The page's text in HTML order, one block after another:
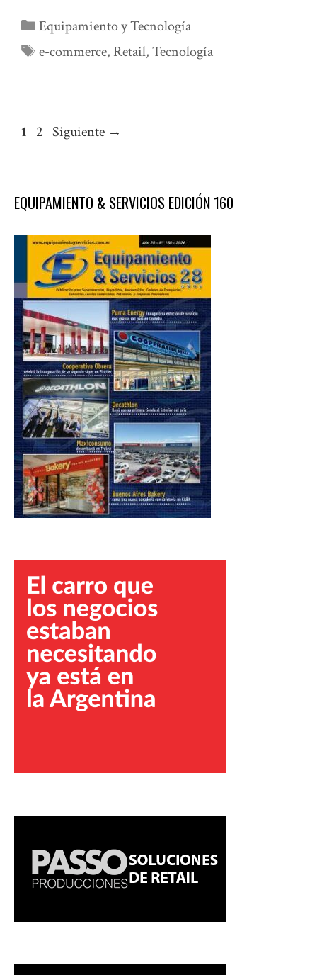
Categorías
Equipamiento y Tecnología
Etiquetas
e-commerce, Retail,Tecnología
Página
1 Página
2 Siguiente →
EQUIPAMIENTO & SERVICIOS EDICIÓN 160